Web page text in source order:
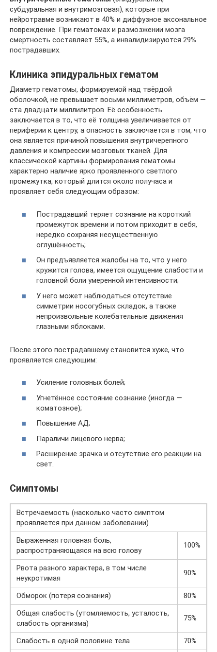
субдуральная и внутримозговая), которые при
нейротравме возникают в 40% и диффузное аксональное
повреждение. При гематомах и размозжении мозга
смертность составляет 55%, а инвалидизируются 29%
пострадавших.
Клиника эпидуральных гематом
Диаметр гематомы, формируемой над твёрдой
оболочкой, не превышает восьми миллиметров, объём —
ста двадцати миллилитров. Её особенность
заключается в то, что её толщина увеличивается от
периферии к центру, а опасность заключается в том, что
она является причиной повышения внутричерепного
давления и компрессии мозговых тканей. Для
классической картины формирования гематомы
характерно наличие ярко проявленного светлого
промежутка, который длится около получаса и
проявляет себя следующим образом:
Пострадавший теряет сознание на короткий
промежуток времени и потом приходит в себя,
нередко сохраняя несущественную
оглушённость;
Он предъявляется жалобы на то, что у него
кружится голова, имеется ощущение слабости и
головной боли умеренной интенсивности;
У него может наблюдаться отсутствие
симметрии носогубных складок, а также
непроизвольные колебательные движения
глазными яблоками.
После этого пострадавшему становится хуже, что
проявляется следующим:
Усиление головных болей;
Угнетённое состояние сознание (иногда —
коматозное);
Повышение АД;
Параличи лицевого нерва;
Расширение зрачка и отсутствие его реакции на
свет.
Симптомы
Вcтречаемость (насколько часто симптом
проявляется при данном заболевании)
Выраженная головная боль,
распространяющаяся на всю голову
100%
Рвота разного характера, в том числе
неукротимая
90%
Обморок (потеря сознания)
80%
Общая слабость (утомляемость, усталость,
слабость организма)
75%
Слабость в одной половине тела 70%